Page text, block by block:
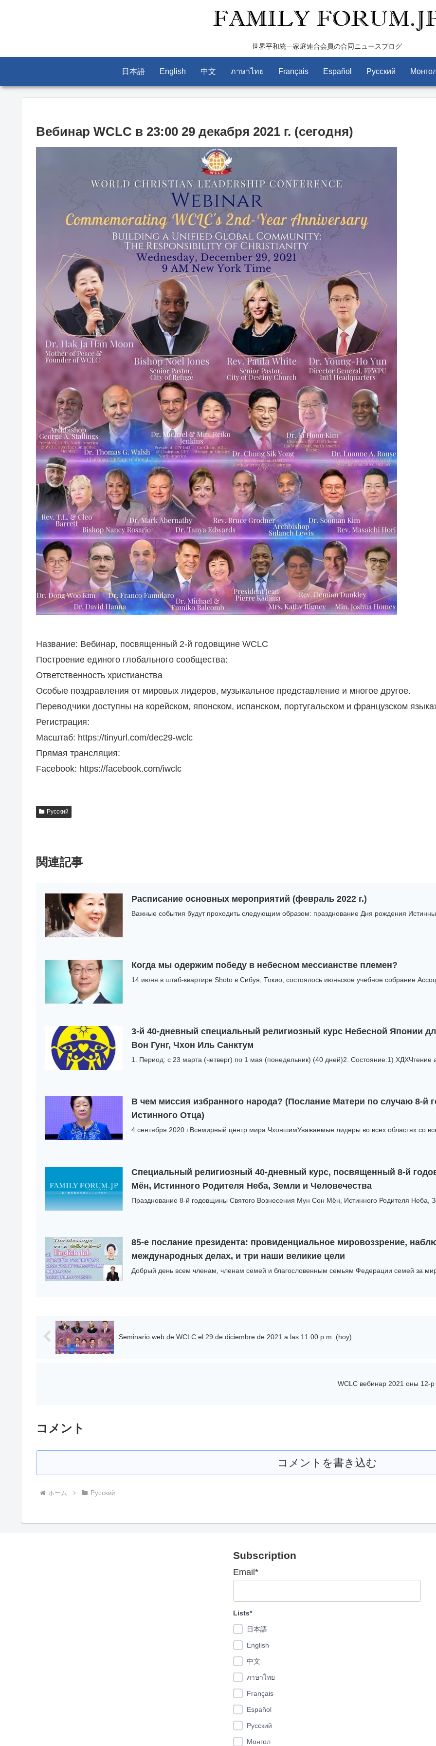
世界平和統一家庭連合会員の合同ニュースブログ
日本語 English 中文 ภาษาไทย Français Español Pусский
Вебинар WCLC в 23:00 29 декабря 2021 г. (сегодня)
Название: Вебинар, посвященный 2-й годовщине WCLC
Построение единого глобального сообщества:
Ответственность христианства
Особые поздравления от мировых лидеров, музыкальное представление и многое другое.
Переводчики доступны на корейском, японском, испанском, португальском и французском
Регистрация:
Масштаб: https://tinyurl.com/dec29-wclc
Прямая трансляция:
Facebook: https://facebook.com/iwclc
Pусский
関連記事
Расписание основных мероприятий (февраль 2022 г.)
Важные события будут проходить следующим образом: празднование Дня рождения
Когда мы одержим победу в небесном мессианстве племен?
14 июня в штаб-квартире Shoto в Сибуя, Токио, состоялось июньское учебное собрание
3-й 40-дневный специальный религиозный курс Небесной Японии
Вон Гунг, Чхон Иль Санктум
1. Период: с 23 марта (четверг) по 1 мая (понедельник) (40 дней)2. Состояние:1) ХДХЧтение
В чем миссия избранного народа? (Послание Матери по случаю 8-й
Истинного Отца)
4 сентября 2020 г.Всемирный центр мира ЧхоншимУважаемые лидеры во всех областях со
Специальный религиозный 40-дневный курс, посвященный 8-й
Мён, Истинного Родителя Неба, Земли и Человечества
Празднование 8-й годовщины Святого Вознесения Мун Сон Мён, Истинного Родителя Неба,
85-е послание президента: провиденциальное мировоззрение,
международных делах, и три наши великие цели
Добрый день всем членам, членам семей и благословенным семьям Федерации семей за
Seminario web de WCLC el 29 de diciembre de 2021 a las 11:00 p.m. (hoy)
WCLC вебинар 2021 оны 12-
コメント
コメントを書き込む
ホーム Pусский
Subscription
Email*
Lists*
日本語
English
中文
ภาษาไทย
Français
Español
Pусский
Монгол